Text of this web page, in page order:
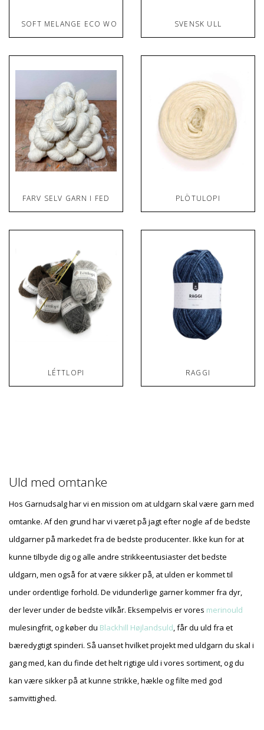
SOFT MELANGE ECO WOOL SVENSK ULL
FARV SELV GARN I FED PLÖTULOPI
LÉTTLOPI RAGGI
Uld med omtanke
Hos Garnudsalg har vi en mission om at uldgarn skal være garn med
omtanke. Af den grund har vi været på jagt efter nogle af de bedste
uldgarner på markedet fra de bedste producenter. Ikke kun for at
kunne tilbyde dig og alle andre strikkeentusiaster det bedste
uldgarn, men også for at være sikker på, at ulden er kommet til
under ordentlige forhold. De vidunderlige garner kommer fra dyr,
der lever under de bedste vilkår. Eksempelvis er vores merinould
mulesingfrit, og køber du Blackhill Højlandsuld, får du uld fra et
bæredygtigt spinderi. Så uanset hvilket projekt med uldgarn du skal i
gang med, kan du finde det helt rigtige uld i vores sortiment, og du
kan være sikker på at kunne strikke, hækle og filte med god
samvittighed.